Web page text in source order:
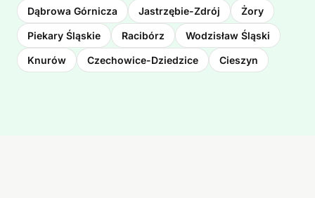
Dąbrowa Górnicza Jastrzębie-Zdrój Żory
Piekary Śląskie Racibórz Wodzisław Śląski
Knurów Czechowice-Dziedzice Cieszyn